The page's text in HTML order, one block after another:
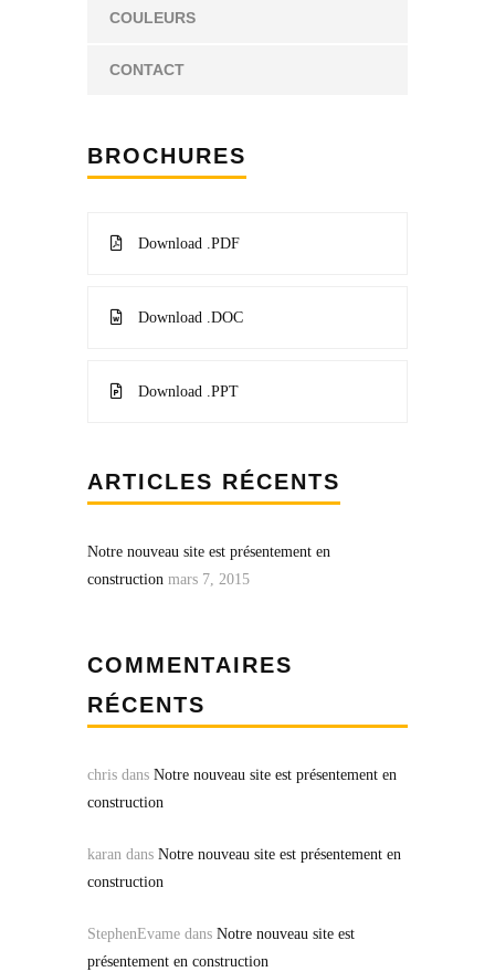
COULEURS
CONTACT
BROCHURES
Download .PDF
Download .DOC
Download .PPT
ARTICLES RÉCENTS
Notre nouveau site est présentement en
construction mars 7, 2015
COMMENTAIRES
RÉCENTS
chris dans Notre nouveau site est présentement en
construction
karan dans Notre nouveau site est présentement en
construction
StephenEvame dans Notre nouveau site est
présentement en construction